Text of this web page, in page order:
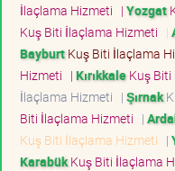
İlaçlama Hizmeti | Yozgat
Kuş Biti İlaçlama Hizmeti |
BayburtKuş Biti İlaçlama
Hizmeti | KırıkkaleKuş Biti
İlaçlama Hizmeti | Şırnak
Biti İlaçlama Hizmeti |
Kuş Biti İlaçlama Hizmeti |
KarabükKuş Biti İlaçlama